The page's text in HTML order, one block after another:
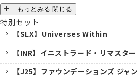
− もっとみる 閉じる
特別セット
【SLX】Universes Within
【INR】イニストラード・リマスター
【J25】ファウンデーションズ ジャ